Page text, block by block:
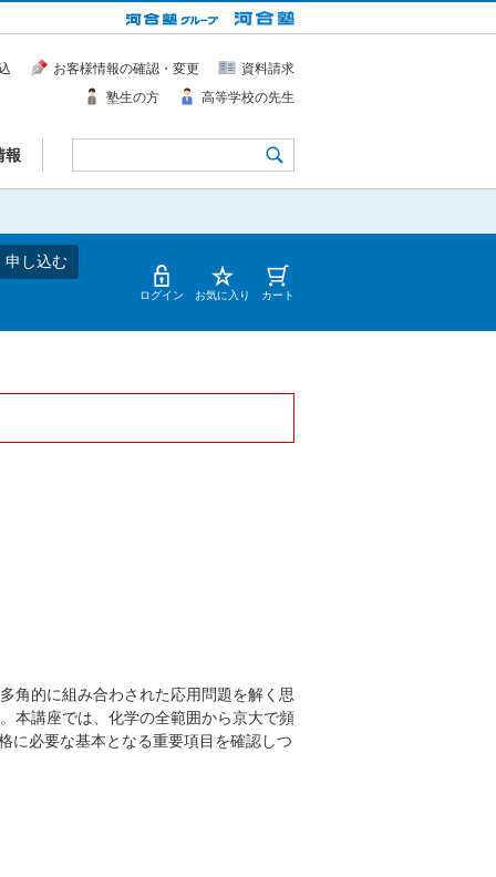
報
お客様情報の確認・変更
資料請求
塾生の方
高等学校の先生
申し込む
ログイン お気に入り カート
角的に組み合わされた応用問題を解く思
本講座では、化学の全範囲から京大で頻
に必要な基本となる重要項目を確認しつ